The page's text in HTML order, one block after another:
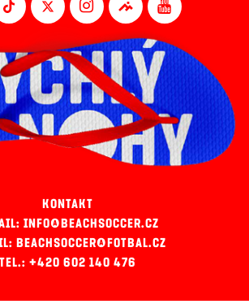
KONTAKT
INFO@BEACHSOCCER.CZ
BEACHSOCCER@FOTBAL.CZ
TEL.: +420 602 140 476